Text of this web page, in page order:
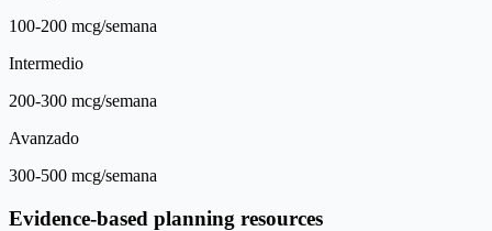
100-200 mcg/semana
Intermedio
200-300 mcg/semana
Avanzado
300-500 mcg/semana
Evidence-based planning resources